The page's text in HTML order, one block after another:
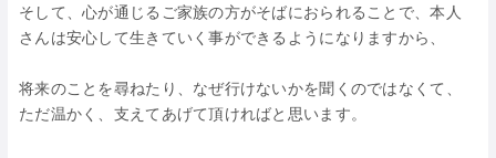
そして、心が通じるご家族の方がそばにおられることで、本人
さんは安心して生きていく事ができるようになりますから、
将来のことを尋ねたり、なぜ行けないかを聞くのではなくて、
ただ温かく、支えてあげて頂ければと思います。